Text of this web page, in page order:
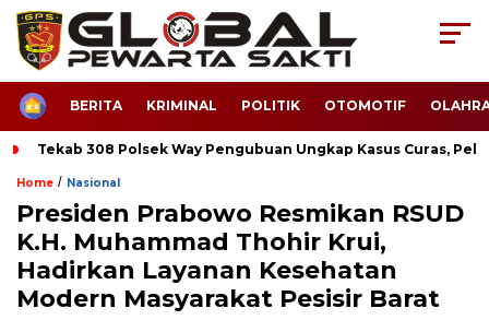
HOMEBERITA KRIMINAL POLITIK OTOMOTIF
Tekab 308 Polsek Way Pengubuan Ungkap Kasus Curas,
Home / Nasional
Presiden Prabowo Resmikan RSUD
K.H. Muhammad Thohir Krui,
Hadirkan Layanan Kesehatan
Modern Masyarakat Pesisir Barat